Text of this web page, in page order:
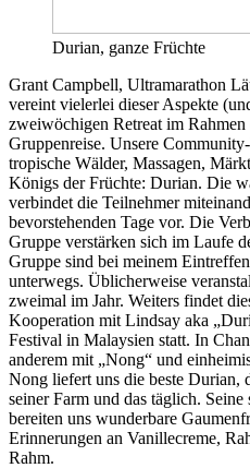
Durian, ganze Früchte
Grant Campbell, Ultramarathon
vereint vielerlei dieser Aspekte
zweiwöchigen Retreat im Rahmen
Gruppenreise. Unsere
tropische Wälder, Massagen,
Königs der Früchte: Durian. Die
verbindet die Teilnehmer
bevorstehenden Tage vor. Die
Gruppe verstärken sich im Laufe
Gruppe sind bei meinem
unterwegs. Üblicherweise
zweimal im Jahr. Weiters findet
Kooperation mit Lindsay aka
Festival in Malaysien statt. In
anderem mit „Nong“ und
Nong liefert uns die beste Durian,
seiner Farm und das täglich.
bereiten uns wunderbare
Erinnerungen an Vanillecreme,
Rahm.